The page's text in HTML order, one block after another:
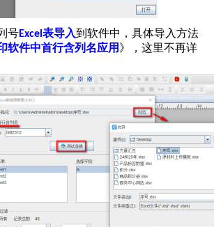
号Excel 表导入到软件中，具体导入方法
软件中首行含列名应用 》，这里不再详